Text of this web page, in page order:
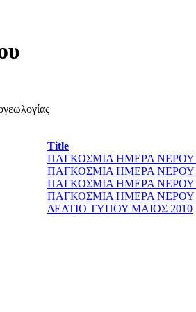
Title
ΠΑΓΚΟΣΜΙΑ ΗΜΕΡΑ ΝΕΡΟΥ
ΠΑΓΚΟΣΜΙΑ ΗΜΕΡΑ ΝΕΡΟΥ
ΠΑΓΚΟΣΜΙΑ ΗΜΕΡΑ ΝΕΡΟΥ
ΠΑΓΚΟΣΜΙΑ ΗΜΕΡΑ ΝΕΡΟΥ
ΔΕΛΤΙΟ ΤΥΠΟΥ ΜΑΙΟΣ 2010